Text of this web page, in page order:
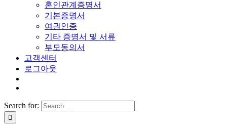
혼인관계증명서
기본증명서
여권인증
기타 증명서 및 서류
부모동의서
고객센터
로그아웃
Search for: